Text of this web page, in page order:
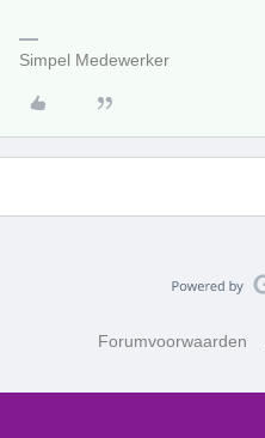
Simpel Medewerker
Forumvoorwaarden